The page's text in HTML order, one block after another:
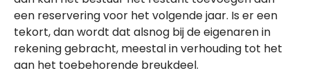
een reservering voor het volgende jaar. Is er een
tekort, dan wordt dat alsnog bij de eigenaren in
rekening gebracht, meestal in verhouding tot het
aan het toebehorende breukdeel.